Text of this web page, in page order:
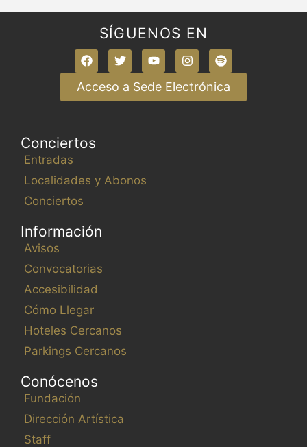
SÍGUENOS EN
Acceso a Sede Electrónica
Conciertos
Entradas
Localidades y Abonos
Conciertos
Información
Avisos
Convocatorias
Accesibilidad
Cómo Llegar
Hoteles Cercanos
Parkings Cercanos
Conócenos
Fundación
Dirección Artística
Staff